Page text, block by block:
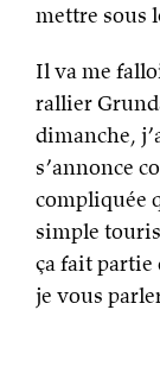
mettre sous
Il va me
rallier
dimanche,
s’annonce
compliquée
simple
ça fait partie
je vous